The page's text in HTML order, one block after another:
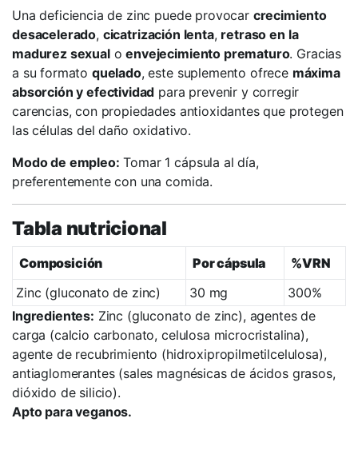
Una deficiencia de zinc puede provocar crecimiento
desacelerado, cicatrización lenta, retraso en la
madurez sexualoenvejecimiento prematuro. Gracias
a su formato quelado, este suplemento ofrece máxima
absorción y efectividad para prevenir y corregir
carencias, con propiedades antioxidantes que protegen
las células del daño oxidativo.
Modo de empleo: Tomar 1 cápsula al día,
preferentemente con una comida.
Tabla nutricional
Composición Por cápsula
%VRN
Zinc (gluconato de zinc)
30 mg
300%
Ingredientes: Zinc (gluconato de zinc), agentes de
carga (calcio carbonato, celulosa microcristalina),
agente de recubrimiento (hidroxipropilmetilcelulosa),
antiaglomerantes (sales magnésicas de ácidos grasos,
dióxido de silicio).
Apto para veganos.